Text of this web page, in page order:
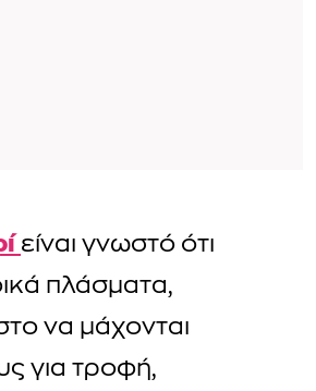
είναι γνωστό ότι
πλάσματα,
να μάχονται
για τροφή,